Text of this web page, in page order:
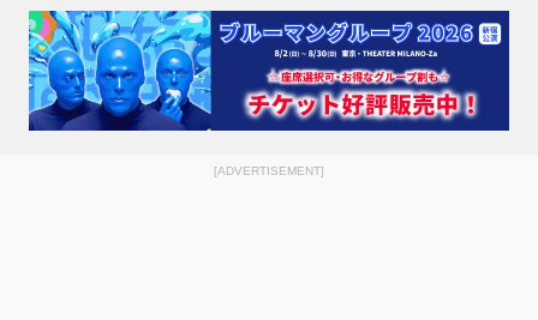
[ADVERTISEMENT]